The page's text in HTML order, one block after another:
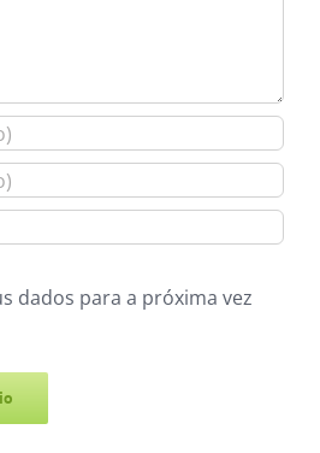
dados para a próxima vez